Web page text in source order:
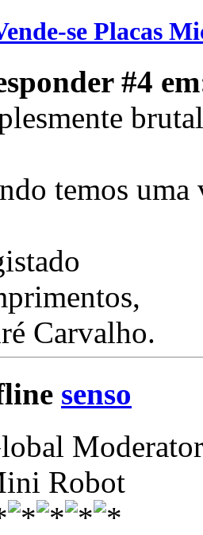
se Placas
#4
temos
Carvalho.
senso
Moderator
Robot